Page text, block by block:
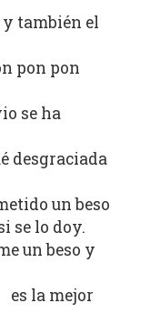
también el
pon pon
se ha
desgraciada
un beso
se lo doy.
un beso y
la mejor